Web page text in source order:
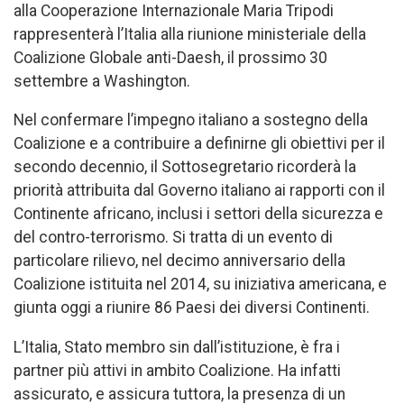
alla Cooperazione Internazionale Maria Tripodi
rappresenterà l’Italia alla riunione ministeriale della
Coalizione Globale anti-Daesh, il prossimo 30
settembre a Washington.
Nel confermare l’impegno italiano a sostegno della
Coalizione e a contribuire a definirne gli obiettivi per il
secondo decennio, il Sottosegretario ricorderà la
priorità attribuita dal Governo italiano ai rapporti con il
Continente africano, inclusi i settori della sicurezza e
del contro-terrorismo. Si tratta di un evento di
particolare rilievo, nel decimo anniversario della
Coalizione istituita nel 2014, su iniziativa americana, e
giunta oggi a riunire 86 Paesi dei diversi Continenti.
L’Italia, Stato membro sin dall’istituzione, è fra i
partner più attivi in ambito Coalizione. Ha infatti
assicurato, e assicura tuttora, la presenza di un